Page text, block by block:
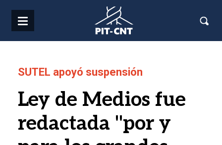
SUTEL apoyó suspensión
Ley de Medios fue
redactada "por y